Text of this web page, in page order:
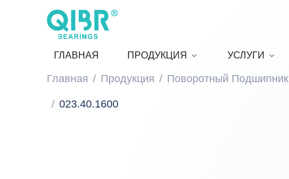
ГЛАВНАЯ ПРОДУКЦИЯ УСЛУГИ
Главная Продукция Поворотный Подшипник
023.40.1600